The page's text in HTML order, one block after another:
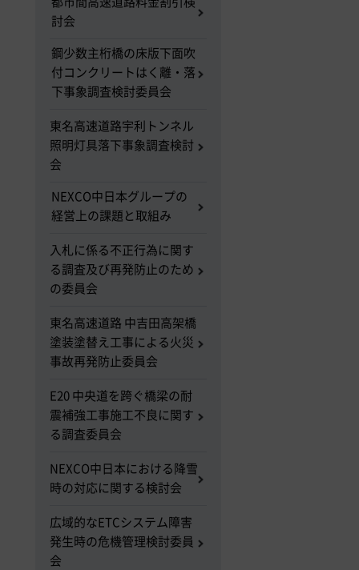
討会
鋼少数主桁橋の床版下面吹
付コンクリートはく離・落
下事象調査検討委員会
東名高速道路宇利トンネル
照明灯具落下事象調査検討
会
NEXCO中日本グループの
経営上の課題と取組み
入札に係る不正行為に関す
る調査及び再発防止のため
の委員会
東名高速道路 中吉田高架橋
塗装塗替え工事による火災
事故再発防止委員会
E20 中央道を跨ぐ橋梁の耐
震補強工事施工不良に関す
る調査委員会
NEXCO中日本における降雪
時の対応に関する検討会
広域的なETCシステム障害
発生時の危機管理検討委員
会